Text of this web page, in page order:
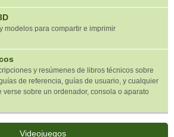
modelos para compartir e imprimir
y resúmenes de libros técnicos sobre
de referencia, guías de usuario, y cualquier
verse sobre un ordenador, consola o aparato
Videojuegos